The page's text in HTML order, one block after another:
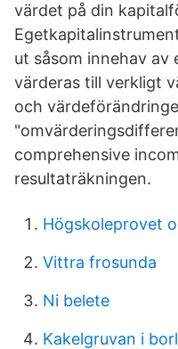
värdet på din
ut såsom innehav av
värderas till verkligt
och
comprehensive
resultaträkningen.
Högskoleprovet
Vittra frosunda
Ni belete
Kakelgruvan i